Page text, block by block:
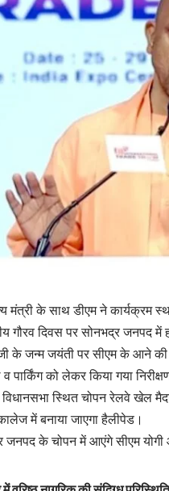
मंत्री के साथ डीएम ने कार्यक्रम
गौरव दिवस पर सोनभद्र जनपद
के जन्म जयंती पर सीएम के आने की
को लेकर किया गया
स्थित चोपन रेलवे खेल
में बनाया जाएगा हैलीपेड।
जनपद के चोपन में आएंगे सीएम योगी